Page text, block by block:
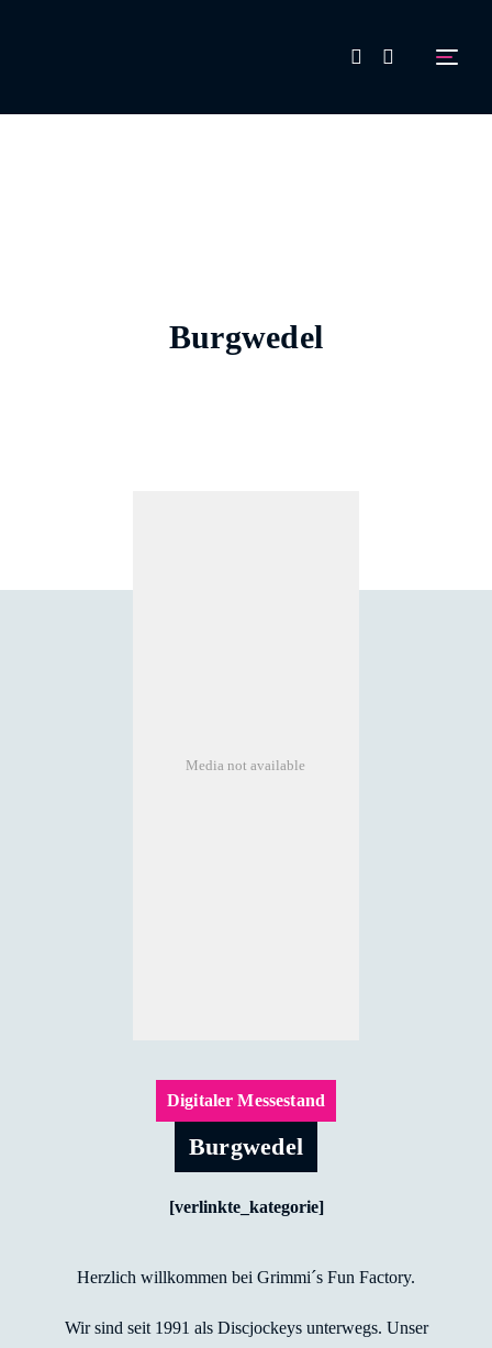
Burgwedel
Digitaler Messestand
Burgwedel
[verlinkte_kategorie]
Herzlich willkommen bei Grimmi´s Fun Factory.
Wir sind seit 1991 als Discjockeys unterwegs. Unser
Media not available